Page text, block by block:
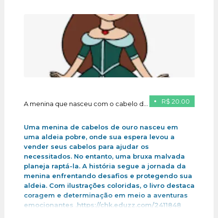
R$ 20.00
A menina que nasceu com o cabelo de ouro
Uma menina de cabelos de ouro nasceu em
uma aldeia pobre, onde sua espera levou a
vender seus cabelos para ajudar os
necessitados. No entanto, uma bruxa malvada
planeja raptá-la. A história segue a jornada da
menina enfrentando desafios e protegendo sua
aldeia. Com ilustrações coloridas, o livro destaca
coragem e determinação em meio a aventuras
emocionantes .https://chk.eduzz.com/2411848